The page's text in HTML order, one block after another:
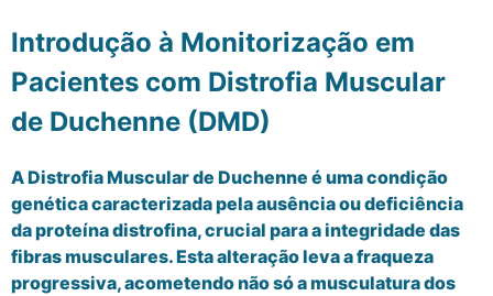
Introdução à Monitorização em
Pacientes com Distrofia Muscular
de Duchenne (DMD)
A Distrofia Muscular de Duchenne é uma condição
genética caracterizada pela ausência ou deficiência
da proteína distrofina, crucial para a integridade das
fibras musculares. Esta alteração leva a fraqueza
progressiva, acometendo não só a musculatura dos